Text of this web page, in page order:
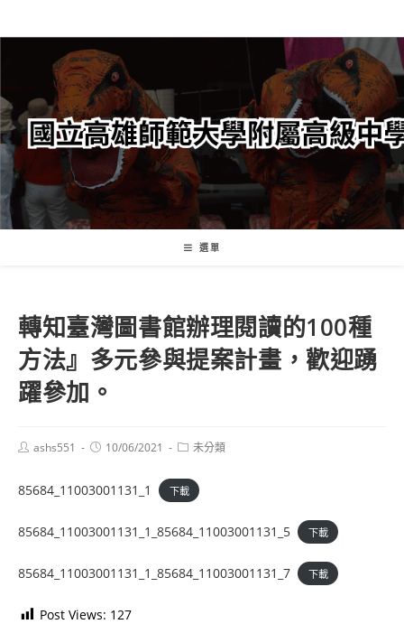
轉
要
內
容
選單
轉知臺灣圖書館辦理閱讀的100種
方法』多元參與提案計畫，歡迎踴
躍參加。
Postashs551
Post10/06/2021
Post未分類
85684_11003001131_1 下載
85684_11003001131_1_85684_11003001131_5 下載
85684_11003001131_1_85684_11003001131_7 下載
Post Views: 127